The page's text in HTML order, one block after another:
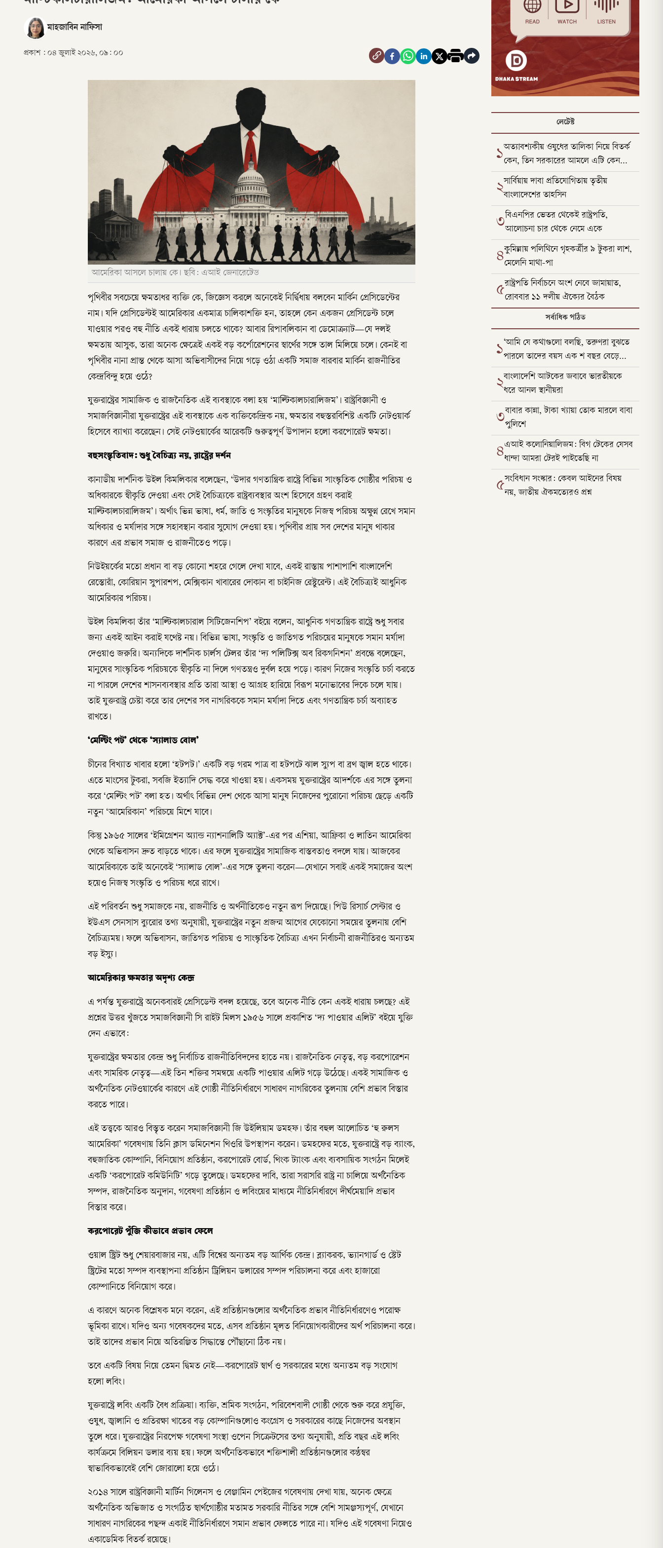
মাহজাবিন নাফিসা
প্রকাশ : ০৪ জুলাই ২০২৬, ০৯: ০০
আমেরিকা আসলে চালায় কে। ছবি: এআই জেনারেটেড
পৃথিবীর সবচেয়ে ক্ষমতাধর ব্যক্তি কে, জিজ্ঞেস করলে অনেকেই নির্দ্বিধায় বলবেন মার্কিন প্রেসিডেন্টের
নাম। যদি প্রেসিডেন্টই আমেরিকার একমাত্র চালিকাশক্তি হন, তাহলে কেন একজন প্রেসিডেন্ট চলে
যাওয়ার পরও বহু নীতি একই ধারায় চলতে থাকে? আবার রিপাবলিকান বা ডেমোক্র্যাট—যে দলই
ক্ষমতায় আসুক, তারা অনেক ক্ষেত্রেই একই বড় কর্পোরেশনের স্বার্থের সঙ্গে তাল মিলিয়ে চলে। কেনই বা
পৃথিবীর নানা প্রান্ত থেকে আসা অভিবাসীদের নিয়ে গড়ে ওঠা একটি সমাজ বারবার মার্কিন রাজনীতির
কেন্দ্রবিন্দু হয়ে ওঠে?
যুক্তরাষ্ট্রের সামাজিক ও রাজনৈতিক এই ব্যবস্থাকে বলা হয় ‘মাল্টিকালচারালিজম’। রাষ্ট্রবিজ্ঞানী ও
সমাজবিজ্ঞানীরা যুক্তরাষ্ট্রের এই ব্যবস্থাকে এক ব্যক্তিকেন্দ্রিক নয়, ক্ষমতার বহুস্তরবিশিষ্ট একটি নেটওয়ার্ক
হিসেবে ব্যাখ্যা করেছেন। সেই নেটওয়ার্কের আরেকটি গুরুত্বপূর্ণ উপাদান হলো করপোরেট ক্ষমতা।
বহুসংস্কৃতিবাদ: শুধু বৈচিত্র্য নয়, রাষ্ট্রের দর্শন
কানাডীয় দার্শনিক উইল কিমলিকার বলেছেন, ‘উদার গণতান্ত্রিক রাষ্ট্রে বিভিন্ন সাংস্কৃতিক গোষ্ঠীর পরিচয় ও
অধিকারকে স্বীকৃতি দেওয়া এবং সেই বৈচিত্র্যকে রাষ্ট্রব্যবস্থার অংশ হিসেবে গ্রহণ করাই
মাল্টিকালচারালিজম’। অর্থাৎ ভিন্ন ভাষা, ধর্ম, জাতি ও সংস্কৃতির মানুষকে নিজস্ব পরিচয় অক্ষুণ্ন রেখে সমান
অধিকার ও মর্যাদার সঙ্গে সহাবস্থান করার সুযোগ দেওয়া হয়। পৃথিবীর প্রায় সব দেশের মানুষ থাকার
কারণে এর প্রভাব সমাজ ও রাজনীতেও পড়ে।
নিউইয়র্কের মতো প্রধান বা বড় কোনো শহরে গেলে দেখা যাবে, একই রাস্তায় পাশাপাশি বাংলাদেশি
রেস্তোরাঁ, কোরিয়ান সুপারশপ, মেক্সিকান খাবারের দোকান বা চাইনিজ রেস্টুরেন্ট। এই বৈচিত্র্যই আধুনিক
আমেরিকার পরিচয়।
উইল কিমলিকা তাঁর ‘মাল্টিকালচারাল সিটিজেনশিপ’ বইয়ে বলেন, আধুনিক গণতান্ত্রিক রাষ্ট্রে শুধু সবার
জন্য একই আইন করাই যথেষ্ট নয়। বিভিন্ন ভাষা, সংস্কৃতি ও জাতিগত পরিচয়ের মানুষকে সমান মর্যাদা
দেওয়াও জরুরি। অন্যদিকে দার্শনিক চার্লস টেলর তাঁর ‘দ্য পলিটিক্স অব রিকগনিশন’ প্রবন্ধে বলেছেন,
মানুষের সাংস্কৃতিক পরিচয়কে স্বীকৃতি না দিলে গণতন্ত্রও দুর্বল হয়ে পড়ে। কারণ নিজের সংস্কৃতি চর্চা করতে
না পারলে দেশের শাসনব্যবস্থার প্রতি তারা আস্থা ও আগ্রহ হারিয়ে বিরূপ মনোভাবের দিকে চলে যায়।
তাই যুক্তরাষ্ট্র চেষ্টা করে তার দেশের সব নাগরিককে সমান মর্যাদা দিতে এবং গণতান্ত্রিক চর্চা অব্যাহত
রাখতে।
‘মেল্টিং পট’ থেকে ‘স্যালাড বোল’
চীনের বিখ্যাত খাবার হলো ‘হটপট।’ একটি বড় গরম পাত্র বা হটপটে ঝাল স্যুপ বা ব্রথ জ্বাল হতে থাকে।
এতে মাংসের টুকরা, সবজি ইত্যাদি সেদ্ধ করে খাওয়া হয়। একসময় যুক্তরাষ্ট্রের আদর্শকে এর সঙ্গে তুলনা
করে ‘মেল্টিং পট’ বলা হত। অর্থাৎ বিভিন্ন দেশ থেকে আসা মানুষ নিজেদের পুরোনো পরিচয় ছেড়ে একটি
নতুন ‘আমেরিকান’ পরিচয়ে মিশে যাবে।
কিন্তু ১৯৬৫ সালের ‘ইমিগ্রেশন অ্যান্ড ন্যাশনালিটি অ্যাক্ট’-এর পর এশিয়া, আফ্রিকা ও লাতিন আমেরিকা
থেকে অভিবাসন দ্রুত বাড়তে থাকে। এর ফলে যুক্তরাষ্ট্রের সামাজিক বাস্তবতাও বদলে যায়। আজকের
আমেরিকাকে তাই অনেকেই ‘স্যালাড বোল’-এর সঙ্গে তুলনা করেন—যেখানে সবাই একই সমাজের অংশ
হয়েও নিজস্ব সংস্কৃতি ও পরিচয় ধরে রাখে।
এই পরিবর্তন শুধু সমাজকে নয়, রাজনীতি ও অর্থনীতিকেও নতুন রূপ দিয়েছে। পিউ রিসার্চ সেন্টার ও
ইউএস সেনসাস ব্যুরোর তথ্য অনুযায়ী, যুক্তরাষ্ট্রের নতুন প্রজন্ম আগের যেকোনো সময়ের তুলনায় বেশি
বৈচিত্র্যময়। ফলে অভিবাসন, জাতিগত পরিচয় ও সাংস্কৃতিক বৈচিত্র্য এখন নির্বাচনী রাজনীতিরও অন্যতম
বড় ইস্যু।
আমেরিকার ক্ষমতার অদৃশ্য কেন্দ্র
এ পর্যন্ত যুক্তরাষ্ট্রে অনেকবারই প্রেসিডেন্ট বদল হয়েছে, তবে অনেক নীতি কেন একই ধারায় চলছে? এই
প্রশ্নের উত্তর খুঁজতে সমাজবিজ্ঞানী সি রাইট মিলস ১৯৫৬ সালে প্রকাশিত ‘দ্য পাওয়ার এলিট’ বইয়ে যুক্তি
দেন এভাবে:
যুক্তরাষ্ট্রের ক্ষমতার কেন্দ্র শুধু নির্বাচিত রাজনীতিবিদদের হাতে নয়। রাজনৈতিক নেতৃত্ব, বড় করপোরেশন
এবং সামরিক নেতৃত্ব—এই তিন শক্তির সমন্বয়ে একটি পাওয়ার এলিট গড়ে উঠেছে। একই সামাজিক ও
অর্থনৈতিক নেটওয়ার্কের কারণে এই গোষ্ঠী নীতিনির্ধারণে সাধারণ নাগরিকের তুলনায় বেশি প্রভাব বিস্তার
করতে পারে।
এই তত্ত্বকে আরও বিস্তৃত করেন সমাজবিজ্ঞানী জি উইলিয়াম ডমহফ। তাঁর বহুল আলোচিত ‘হু রুলস
আমেরিকা’ গবেষণায় তিনি ক্লাস ডমিনেশন থিওরি উপস্থাপন করেন। ডমহফের মতে, যুক্তরাষ্ট্রে বড় ব্যাংক,
বহুজাতিক কোম্পানি, বিনিয়োগ প্রতিষ্ঠান, করপোরেট বোর্ড, থিংক ট্যাংক এবং ব্যবসায়িক সংগঠন মিলেই
একটি ‘করপোরেট কমিউনিটি’ গড়ে তুলেছে। ডমহফের দাবি, তারা সরাসরি রাষ্ট্র না চালিয়ে অর্থনৈতিক
সম্পদ, রাজনৈতিক অনুদান, গবেষণা প্রতিষ্ঠান ও লবিংয়ের মাধ্যমে নীতিনির্ধারণে দীর্ঘমেয়াদি প্রভাব
বিস্তার করে।
করপোরেট পুঁজি কীভাবে প্রভাব ফেলে
ওয়াল স্ট্রিট শুধু শেয়ারবাজার নয়, এটি বিশ্বের অন্যতম বড় আর্থিক কেন্দ্র। ব্ল্যাকরক, ভ্যানগার্ড ও স্টেট
স্ট্রিটের মতো সম্পদ ব্যবস্থাপনা প্রতিষ্ঠান ট্রিলিয়ন ডলারের সম্পদ পরিচালনা করে এবং হাজারো
কোম্পানিতে বিনিয়োগ করে।
এ কারণে অনেক বিশ্লেষক মনে করেন, এই প্রতিষ্ঠানগুলোর অর্থনৈতিক প্রভাব নীতিনির্ধারণেও পরোক্ষ
ভূমিকা রাখে। যদিও অন্য গবেষকদের মতে, এসব প্রতিষ্ঠান মূলত বিনিয়োগকারীদের অর্থ পরিচালনা করে।
তাই তাদের প্রভাব নিয়ে অতিরঞ্জিত সিদ্ধান্তে পৌঁছানো ঠিক নয়।
তবে একটি বিষয় নিয়ে তেমন দ্বিমত নেই—করপোরেট স্বার্থ ও সরকারের মধ্যে অন্যতম বড় সংযোগ
হলো লবিং।
যুক্তরাষ্ট্রে লবিং একটি বৈধ প্রক্রিয়া। ব্যক্তি, শ্রমিক সংগঠন, পরিবেশবাদী গোষ্ঠী থেকে শুরু করে প্রযুক্তি,
ওষুধ, জ্বালানি ও প্রতিরক্ষা খাতের বড় কোম্পানিগুলোও কংগ্রেস ও সরকারের কাছে নিজেদের অবস্থান
তুলে ধরে। যুক্তরাষ্ট্রের নিরপেক্ষ গবেষণা সংস্থা ওপেন সিক্রেটসের তথ্য অনুযায়ী, প্রতি বছর এই লবিং
কার্যক্রমে বিলিয়ন ডলার ব্যয় হয়। ফলে অর্থনৈতিকভাবে শক্তিশালী প্রতিষ্ঠানগুলোর কণ্ঠস্বর
স্বাভাবিকভাবেই বেশি জোরালো হয়ে ওঠে।
২০১৪ সালে রাষ্ট্রবিজ্ঞানী মার্টিন গিলেনস ও বেঞ্জামিন পেইজের গবেষণায় দেখা যায়, অনেক ক্ষেত্রে
অর্থনৈতিক অভিজাত ও সংগঠিত স্বার্থগোষ্ঠীর মতামত সরকারি নীতির সঙ্গে বেশি সামঞ্জস্যপূর্ণ, যেখানে
সাধারণ নাগরিকের পছন্দ একাই নীতিনির্ধারণে সমান প্রভাব ফেলতে পারে না। যদিও এই গবেষণা নিয়েও
একাডেমিক বিতর্ক রয়েছে।
লেটেস্ট
১অত্যাবশ্যকীয় ওষুধের তালিকা নিয়ে বিতর্ক
কেন, তিন সরকারের আমলে এটি কেন
পাল্টেছে
২সার্বিয়ায় দাবা প্রতিযোগিতায় তৃতীয়
বাংলাদেশের তাহসিন
৩বিএনপির ভেতর থেকেই রাষ্ট্রপতি,
আলোচনা চার থেকে নেমে একে
৪কুমিল্লায় পলিথিনে গৃহকর্ত্রীর ৯ টুকরা লাশ,
মেলেনি মাথা-পা
৫রাষ্ট্রপতি নির্বাচনে অংশ নেবে জামায়াত,
রোববার ১১ দলীয় ঐক্যের বৈঠক
সর্বাধিক পঠিত
১‘আমি যে কথাগুলো বলছি, তরুণরা বুঝতে
পারলে তাদের বয়স এক শ বছর বেড়ে
যাবে’
২বাংলাদেশি আটকের জবাবে ভারতীয়কে
ধরে আনল স্থানীয়রা
৩বাবার কান্না, টাকা খ্যায়া তোক মারলে বাবা
পুলিশে
৪এআই কলোনিয়ালিজম: বিগ টেকের যেসব
ধান্দা আমরা টেরই পাইতেছি না
৫সংবিধান সংস্কার: কেবল আইনের বিষয়
নয়, জাতীয় ঐকমত্যেরও প্রশ্ন